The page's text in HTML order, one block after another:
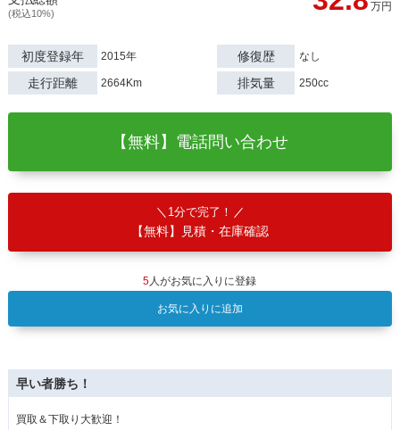
(税込10%)
万円
初度登録年 2015年 修復歴 なし
走行距離 2664Km 排気量 250cc
【無料】電話問い合わせ
1分で完了！
【無料】見積・在庫確認
5人がお気に入りに登録
お気に入りに追加
早い者勝ち！
買取＆下取り大歓迎！